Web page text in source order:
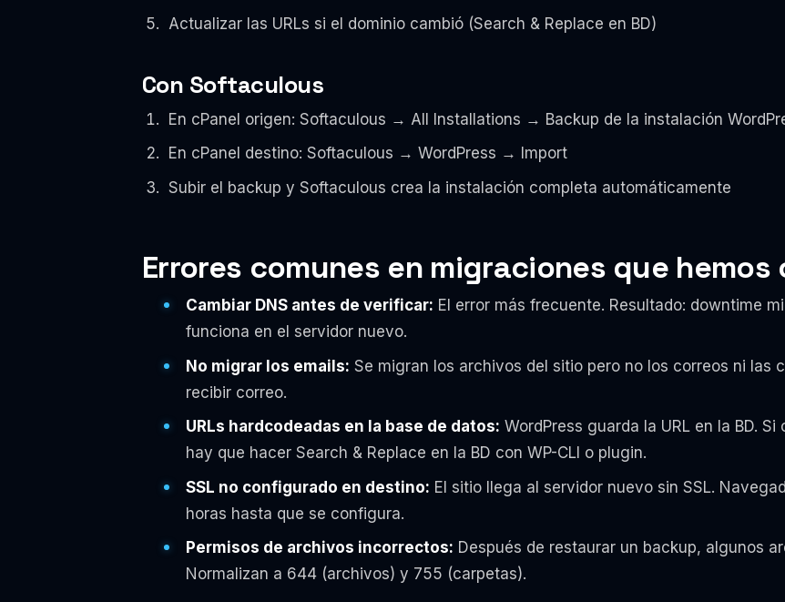
Actualizar las URLs si el dominio cambió (Search & Replace en BD)
Con Softaculous
En cPanel origen: Softaculous → All Installations → Backup de la instalación
En cPanel destino: Softaculous → WordPress → Import
Subir el backup y Softaculous crea la instalación completa automáticamente
Errores comunes en migraciones que
Cambiar DNS antes de verificar: El error más frecuente. Resultado: downtime
funciona en el servidor nuevo.
No migrar los emails: Se migran los archivos del sitio pero no los correos ni las
recibir correo.
URLs hardcodeadas en la base de datos: WordPress guarda la URL en la BD.
hay que hacer Search & Replace en la BD con WP-CLI o plugin.
SSL no configurado en destino: El sitio llega al servidor nuevo sin SSL.
horas hasta que se configura.
Permisos de archivos incorrectos: Después de restaurar un backup, algunos
Normalizan a 644 (archivos) y 755 (carpetas).